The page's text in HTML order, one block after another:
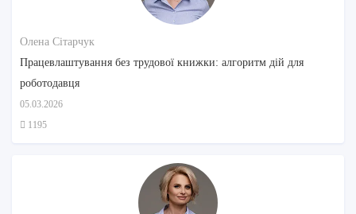
Олена Сітарчук
Працевлаштування без трудової книжки: алгоритм дій для
роботодавця
05.03.2026
1195